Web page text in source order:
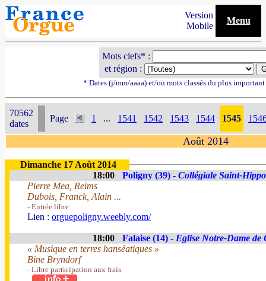
Version
Mobile
Menu
Mots clefs* :
et région :
* Dates (j/mm/aaaa) et/ou mots classés du plus
70562
dates
Page 1 ... 1541 1542 1543 1544 1545
Août 2014
Dimanche 17 Août 2014
18:00
Poligny (39) - Collégiale Saint-
Pierre Mea, Reims
Dubois, Franck, Alain ...
- Entrée libre
Lien : orguepoligny.weebly.com/
18:00 Falaise (14) - Eglise Notre-Dame de
« Musique en terres hanséatiques »
Bine Bryndorf
- Libre participation aux frais